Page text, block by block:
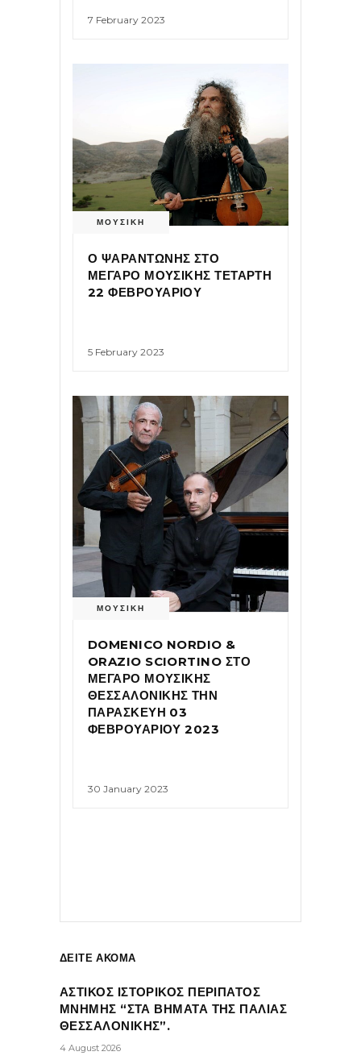
7 February 2023
ΜΟΥΣΙΚΗ
Ο ΨΑΡΑΝΤΩΝΗΣ ΣΤΟ
ΜΕΓΑΡΟ ΜΟΥΣΙΚΗΣ ΤΕΤΑΡΤΗ
22 ΦΕΒΡΟΥΑΡΙΟΥ
5 February 2023
ΜΟΥΣΙΚΗ
DOMENICO NORDIO &
ORAZIO SCIORTINO ΣΤΟ
ΜΕΓΑΡΟ ΜΟΥΣΙΚΗΣ
ΘΕΣΣΑΛΟΝΙΚΗΣ ΤΗΝ
ΠΑΡΑΣΚΕΥΗ 03
ΦΕΒΡΟΥΑΡΙΟΥ 2023
30 January 2023
ΔΕΙΤΕ ΑΚΟΜΑ
ΑΣΤΙΚΟΣ ΙΣΤΟΡΙΚΟΣ ΠΕΡΙΠΑΤΟΣ
ΜΝΗΜΗΣ “ΣΤΑ ΒΗΜΑΤΑ ΤΗΣ ΠΑΛΙΑΣ
ΘΕΣΣΑΛΟΝΙΚΗΣ”.
4 August 2026